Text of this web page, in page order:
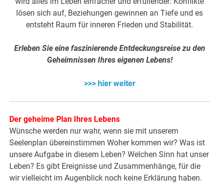
lösen sich auf, Beziehungen gewinnen an Tiefe und es
entsteht Raum für inneren Frieden und Stabilität.
Erleben Sie eine faszinierende Entdeckungsreise zu den
Geheimnissen Ihres eigenen Lebens!
>>> hier weiter
Der geheime Plan Ihres Lebens
Wünsche werden nur wahr, wenn sie mit unserem
Seelenplan übereinstimmen Woher kommen wir? Was ist
unsere Aufgabe in diesem Leben? Welchen Sinn hat unser
Leben? Es gibt Ereignisse und Zusammenhänge, für die
wir vielleicht im Augenblick noch keine Erklärung haben.